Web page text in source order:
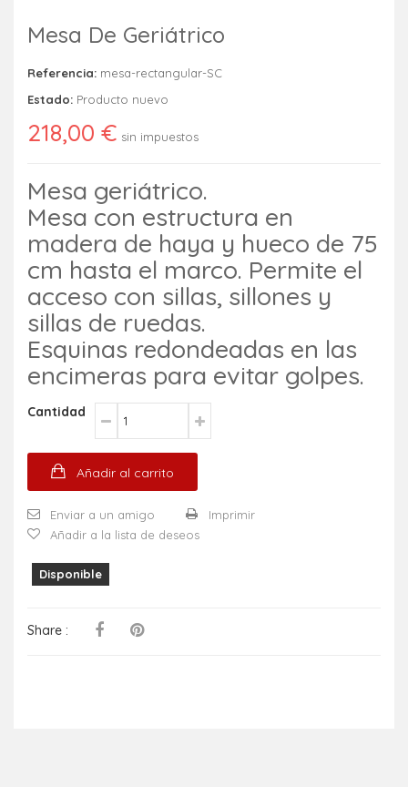
Mesa De Geriátrico
Referencia: mesa-rectangular-SC
Estado: Producto nuevo
218,00 € sin impuestos
Mesa geriátrico.
Mesa con estructura en
madera de haya y hueco de 75
cm hasta el marco. Permite el
acceso con sillas, sillones y
sillas de ruedas.
Esquinas redondeadas en las
encimeras para evitar golpes.
Cantidad
Añadir al carrito
Enviar a un amigo
Imprimir
Añadir a la lista de deseos
Disponible
Share :